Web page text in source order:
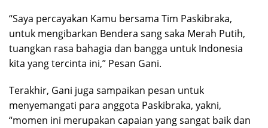
“Saya percayakan Kamu bersama Tim Paskibraka,
untuk mengibarkan Bendera sang saka Merah Putih,
tuangkan rasa bahagia dan bangga untuk Indonesia
kita yang tercinta ini,” Pesan Gani.
Terakhir, Gani juga sampaikan pesan untuk
menyemangati para anggota Paskibraka, yakni,
“momen ini merupakan capaian yang sangat baik dan